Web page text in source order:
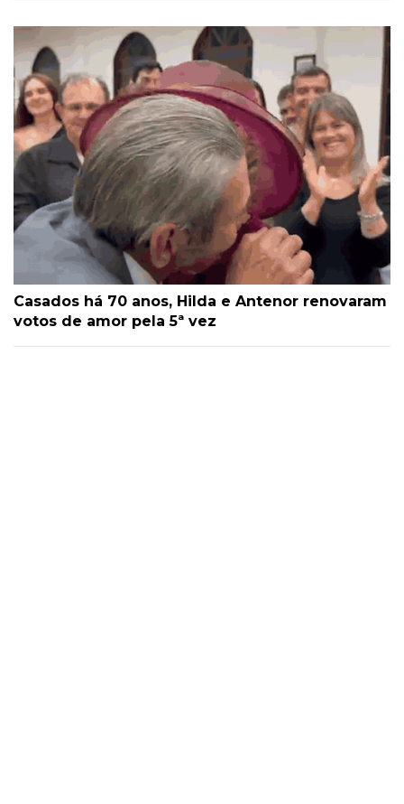
Casados há 70 anos, Hilda e Antenor renovaram
votos de amor pela 5ª vez